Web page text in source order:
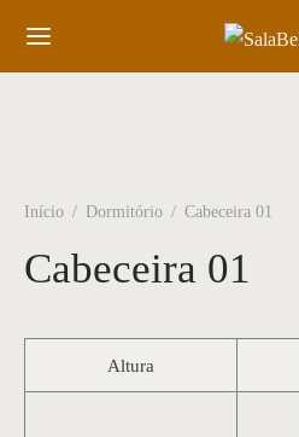
Início / Dormitório / Cabeceira 01
Cabeceira 01
Altura